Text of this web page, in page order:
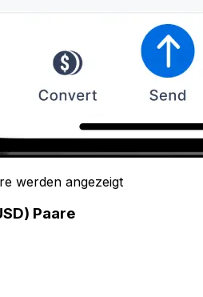
werden angezeigt
Paare